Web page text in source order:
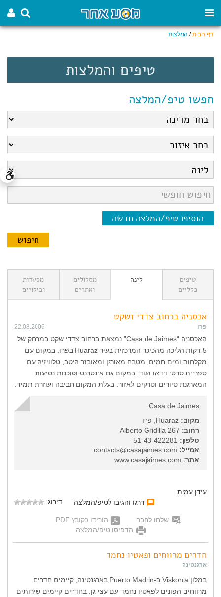
דף הבית/ המלצות
טיפים והמלצות
חפשו טיפ/המלצה
הוסיפו טיפ/המלצה חדשה
טיפים
כלליים
לינה
מסלולים
ואתרים
מסעדות
ובילויים
אכסניה ברחוב צדדי ושקט
פרו 22.08.2006
האכסניה “Casa de Jaimes” נמצאת ברחוב צדדי שקט במרחק של
5 דקות הליכה מהכיכר המרכזית בעיר Huaraz בפרו. במקום עם
מקלחות ומים חמים, מטבח מאורגן ומאובזר היטב, טלוויזיה עם
ספריית סרטי וידאו ועוד. במקום גם אינטרנט וסוכנות נסיעות
המארגנת סיורים וטרקים לאזור. בעלת המקום חביבה ועוזרת תמיד.
Casa de Jaimes
מקום:
רחוב:
טלפון:
אמייל:
אתר:
עידן עמית
דרגו והגיבו לטיפ/המלצה
דירוג:
שלחו לחבר
הורידו כקובץ PDF
הדפיסו טיפ/המלצה
חדרים מרווחים ופאטיו נחמד
ארגנטינה
במלון Viskonia ב-Puerto Madrin בארגנטינה, קיימים חדרים
מרווחים הפונים לפאטיו נחמד עם עצי גן. בחדרים קיימים שירותים